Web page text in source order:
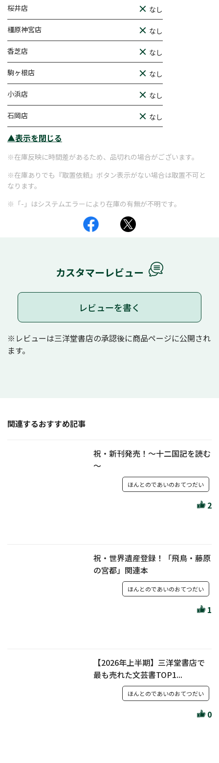
桜井店 なし
橿原神宮店 なし
香芝店 なし
駒ヶ根店 なし
小浜店 なし
石岡店 なし
▲表示を閉じる
※在庫反映に時間差があるため、品切れの場合がございます。
※在庫ありでも『取置依頼』ボタン表示がない場合は取置不可と
なります。
※「-」はシステムエラーにより在庫の有無が不明です。
カスタマーレビュー
レビューを書く
※レビューは三洋堂書店の承認後に商品ページに公開され
ます。
関連するおすすめ記事
祝・新刊発売！～十二国記を読む
～
ほんとのであいのおてつだい
2
祝・世界遺産登録！「飛鳥・藤原
の宮都」関連本
ほんとのであいのおてつだい
1
【2026年上半期】三洋堂書店で
最も売れた文芸書TOP1...
ほんとのであいのおてつだい
0